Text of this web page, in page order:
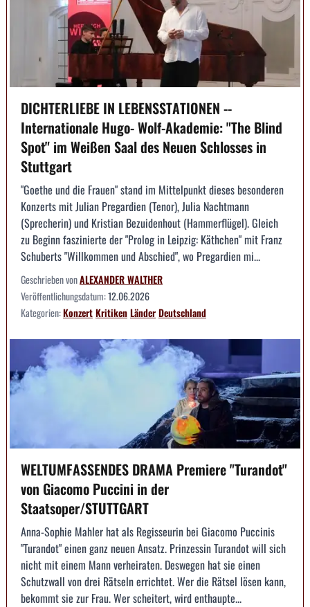
DICHTERLIEBE IN LEBENSSTATIONEN --
Internationale Hugo- Wolf-Akademie: "The Blind
Spot" im Weißen Saal des Neuen Schlosses in
Stuttgart
"Goethe und die Frauen" stand im Mittelpunkt dieses besonderen
Konzerts mit Julian Pregardien (Tenor), Julia Nachtmann
(Sprecherin) und Kristian Bezuidenhout (Hammerflügel). Gleich
zu Beginn faszinierte der "Prolog in Leipzig: Käthchen" mit Franz
Schuberts "Willkommen und Abschied", wo Pregardien mi...
Geschrieben vonALEXANDER WALTHER
Veröffentlichungsdatum:12.06.2026
Kategorien:KonzertKritikenLänderDeutschland
WELTUMFASSENDES DRAMA Premiere "Turandot"
von Giacomo Puccini in der
Staatsoper/STUTTGART
Anna-Sophie Mahler hat als Regisseurin bei Giacomo Puccinis
"Turandot" einen ganz neuen Ansatz. Prinzessin Turandot will sich
nicht mit einem Mann verheiraten. Deswegen hat sie einen
Schutzwall von drei Rätseln errichtet. Wer die Rätsel lösen kann,
bekommt sie zur Frau. Wer scheitert, wird enthaupte...